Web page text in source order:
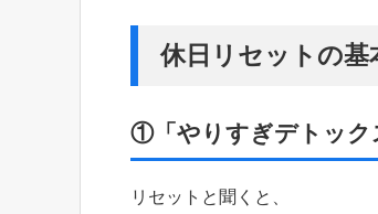
休日リセットの基
①「やりすぎデトック
リセットと聞くと、